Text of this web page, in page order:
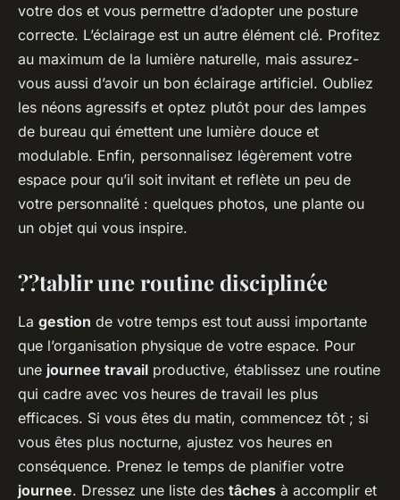
votre dos et vous permettre d’adopter une posture
correcte. L’éclairage est un autre élément clé. Profitez
au maximum de la lumière naturelle, mais assurez-
vous aussi d’avoir un bon éclairage artificiel. Oubliez
les néons agressifs et optez plutôt pour des lampes
de bureau qui émettent une lumière douce et
modulable. Enfin, personnalisez légèrement votre
espace pour qu’il soit invitant et reflète un peu de
votre personnalité : quelques photos, une plante ou
un objet qui vous inspire.
??tablir une routine disciplinée
La gestion de votre temps est tout aussi importante
que l’organisation physique de votre espace. Pour
une journee travail productive, établissez une routine
qui cadre avec vos heures de travail les plus
efficaces. Si vous êtes du matin, commencez tôt ; si
vous êtes plus nocturne, ajustez vos heures en
conséquence. Prenez le temps de planifier votre
journee. Dressez une liste des tâches à accomplir et